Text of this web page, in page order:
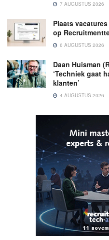
7 AUGUSTUS 2026
Plaats
op
6 AUGUSTUS 2026
Daan Huisman
‘Techniek gaat
klanten’
4 AUGUSTUS 2026